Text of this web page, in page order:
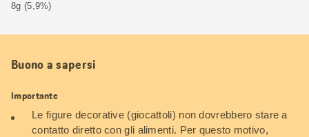
8g (5,9%)
Buono a sapersi
Importante
Le figure decorative (giocattoli) non dovrebbero stare a
contatto diretto con gli alimenti. Per questo motivo,